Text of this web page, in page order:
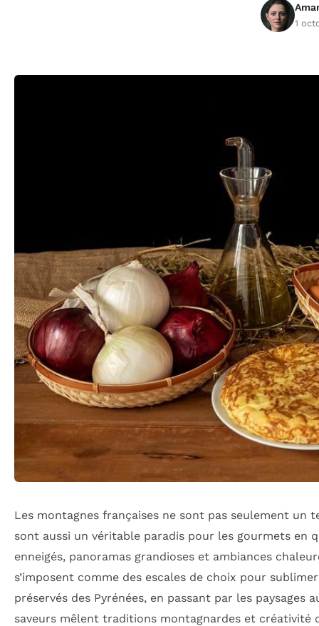
1
Les montagnes françaises ne sont pas seulement un
sont aussi un véritable paradis pour les gourmets en
enneigés, panoramas grandioses et ambiances
s’imposent comme des escales de choix pour
préservés des Pyrénées, en passant par les paysages
saveurs mêlent traditions montagnardes et